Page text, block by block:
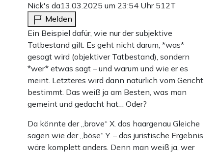
Nick's da13.03.2025 um 23:54 Uhr 512T
Melden
Ein Beispiel dafür, wie nur der subjektive
Tatbestand gilt. Es geht nicht darum, *was*
gesagt wird (objektiver Tatbestand), sondern
*wer* etwas sagt – und warum und wie er es
meint. Letzteres wird dann natürlich vom Gericht
bestimmt. Das weiß ja am Besten, was man
gemeint und gedacht hat… Oder?
Da könnte der „brave“ X. das haargenau Gleiche
sagen wie der „böse“ Y. – das juristische Ergebnis
wäre komplett anders. Denn man weiß ja, wer